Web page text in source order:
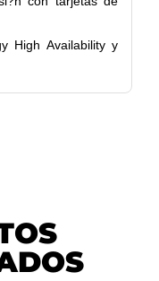
High Availability y